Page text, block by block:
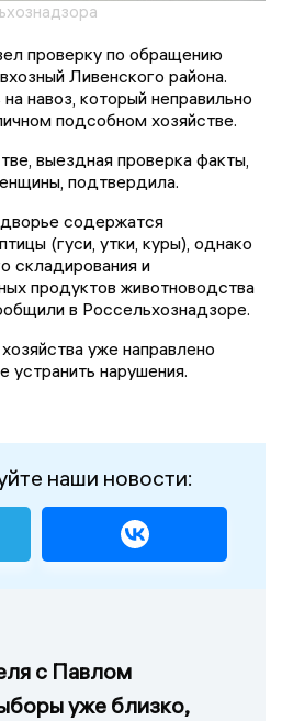
проверку по обращению
Ливенского района.
навоз, который неправильно
подсобном хозяйстве.
выездная проверка факты,
подтвердила.
содержатся
(гуси, утки, куры), однако
складирования и
продуктов животноводства
в Россельхознадзоре.
уже направлено
устранить нарушения.
наши новости:
с Павлом
уже близко,